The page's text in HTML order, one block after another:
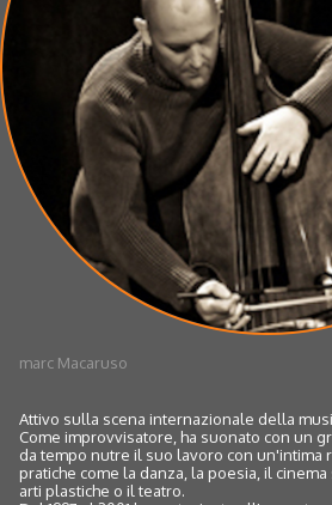
marc Macaruso
Attivo sulla scena internazionale della
Come improvvisatore, ha suonato con un
da tempo nutre il suo lavoro con un'intima
pratiche come la danza, la poesia, il
arti plastiche o il teatro.